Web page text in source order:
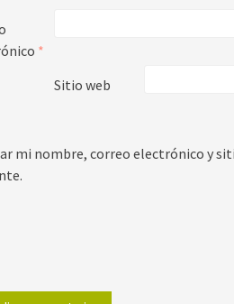
*
Sitio web
mi nombre, correo electrónico y